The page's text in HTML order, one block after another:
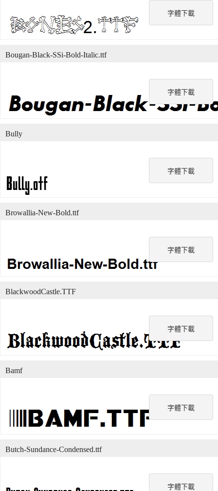
字體下載
字體下載
Bougan-Black-SSi-Bold-Italic.ttf
字體下載
Bully
字體下載
Browallia-New-Bold.ttf
字體下載
BlackwoodCastle.TTF
字體下載
Bamf
字體下載
Butch-Sundance-Condensed.ttf